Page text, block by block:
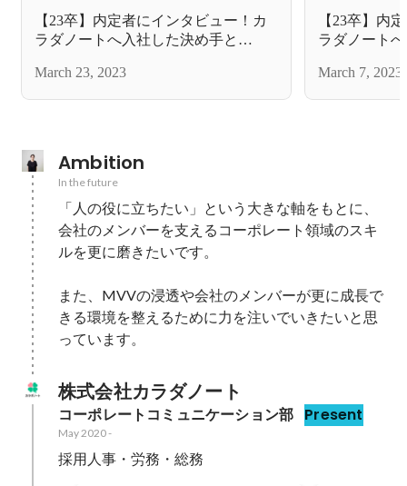
【23卒】内定者にインタビュー！カ
ラダノートへ入社した決め手と
March 23, 2023
【23卒】内
ラダノート
March 7, 2023
Ambition
In the future
「人の役に立ちたい」という大きな軸をもとに、
会社のメンバーを支えるコーポレート領域のスキ
ルを更に磨きたいです。
また、MVVの浸透や会社のメンバーが更に成長で
きる環境を整えるために力を注いでいきたいと思
っています。
株式会社カラダノート
コーポレートコミュニケーション部 Present
May 2020-
採用人事・労務・総務